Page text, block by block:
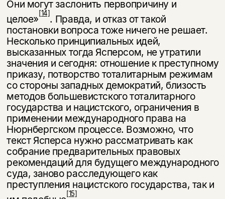
Они могут заслонить первопричину и
целое»[14]. Правда, и отказ от такой
постановки вопроса тоже ничего не решает.
Не­сколько принципиальных идей,
высказанных тогда Ясперсом, не утратили
значения и сегодня: отношение к преступному
приказу, потворство тотали­тарным режимам
со стороны западных демократий, близость
методов боль­шевистского тоталитарного
государства и нацистского, ограничения в
при­менении международного права на
Нюрнбергском процессе. Возможно, что
текст Ясперса нужно рассматривать как
собрание предварительных правовых
рекомендаций для будущего международного
суда, заново расследующего как
преступления нацистского государства, так и
[15]
Подписка на рассылку
Раз в неделю мы отправляем рассылку
о книгах и событиях «НЛО».
За подписку дарим промокод на
скидку 15%
Я соглашаюсь сПолитикой конфиденциальности
подписаться
нет в продаже.
Вы можете подписаться на
уведомления, и при поступлении книги
на склад получить письмо на указанный
электронный адрес.
Я соглашаюсь сПолитикой конфиденциальности
подписаться
Эта книга
не предназначена для
несовершеннолетних
Скажите, пожалуйста,
вам уже исполнилось 18 лет?
да
нет, вернуться назад